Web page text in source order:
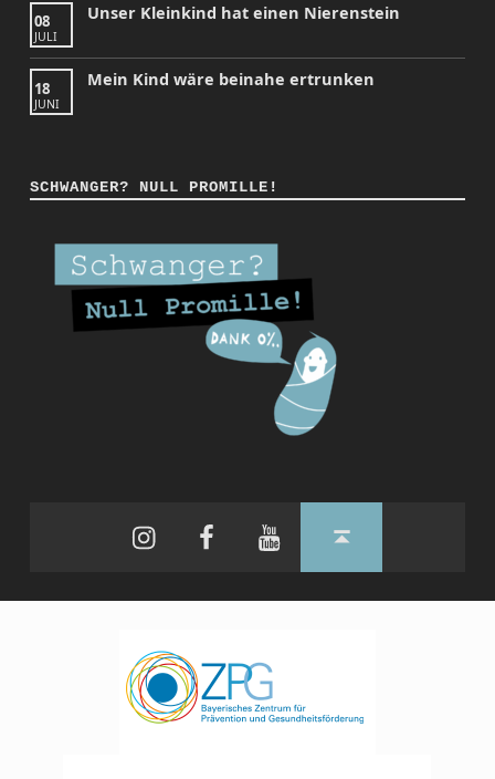
08
JULI
Unser Kleinkind hat einen Nierenstein
18
JUNI
Mein Kind wäre beinahe ertrunken
SCHWANGER? NULL PROMILLE!
FacebookYouTubeBack to top ↑